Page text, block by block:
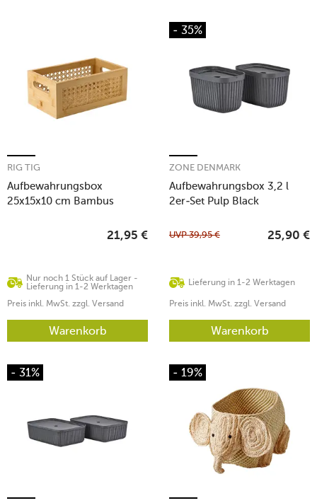
Aufbewahrungsbox
25x15x10 cm Bambus
RIG TIG
Nur noch 1 Stück auf Lager -
Lieferung in 1-2 Werktagen
21,95 €
Preis inkl. MwSt. zzgl. Versand
Warenkorb
- 35%
Aufbewahrungsbox 3,2 l
2er-Set Pulp Black
ZONE DENMARK
Lieferung in 1-2 Werktagen
UVP39,95 € 25,90 €
Preis inkl. MwSt. zzgl. Versand
Warenkorb
- 31% - 19%